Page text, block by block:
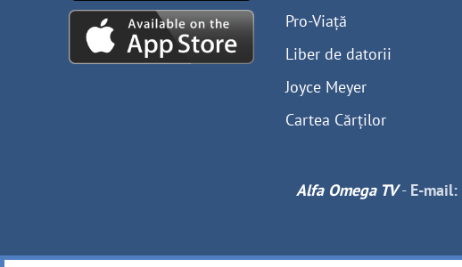
Pro-Viață
Liber de datorii
Joyce Meyer
Cartea Cărților
Alfa Omega TV- E-mail: